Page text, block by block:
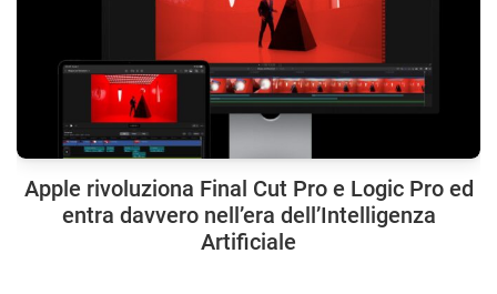
Apple rivoluziona Final Cut Pro e Logic Pro ed
entra davvero nell’era dell’Intelligenza
Artificiale